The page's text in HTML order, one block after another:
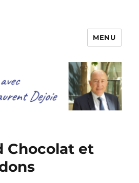
Laurent Dejoie
MENU
Chocolat et